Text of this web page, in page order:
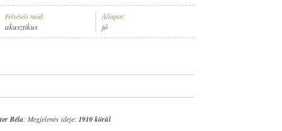
Felvételi mód:
akusztikus
Állapot:
jó
Béla; Megjelenés ideje: 1910 körül